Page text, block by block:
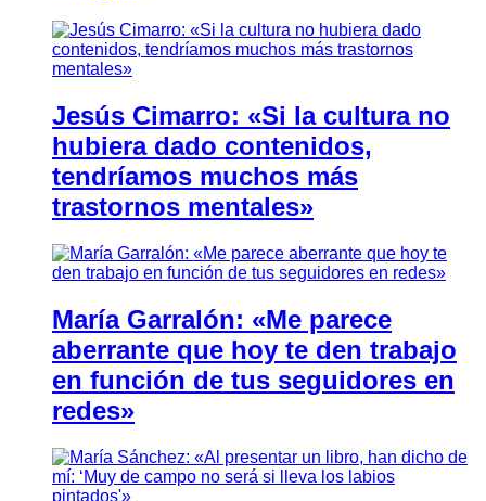
Jesús Cimarro: «Si la cultura no
hubiera dado contenidos,
tendríamos muchos más
trastornos mentales»
María Garralón: «Me parece
aberrante que hoy te den trabajo
en función de tus seguidores en
redes»